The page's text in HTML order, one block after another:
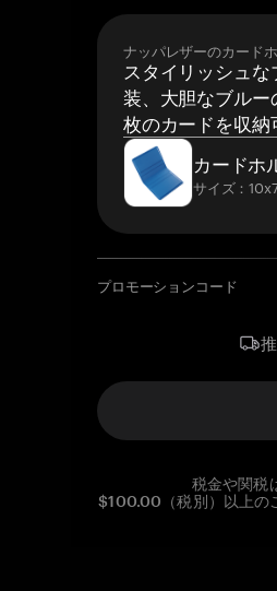
ナッパレザーのカード
スタイリッシュ
装、大胆なブルー
枚のカードを収納
カードホ
サイズ：
プロモーションコード
税金や関税
$100.00（税別）以上の